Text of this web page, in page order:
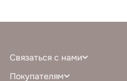
Связаться с нами
+7 (968) 388-77-75
Покупателям